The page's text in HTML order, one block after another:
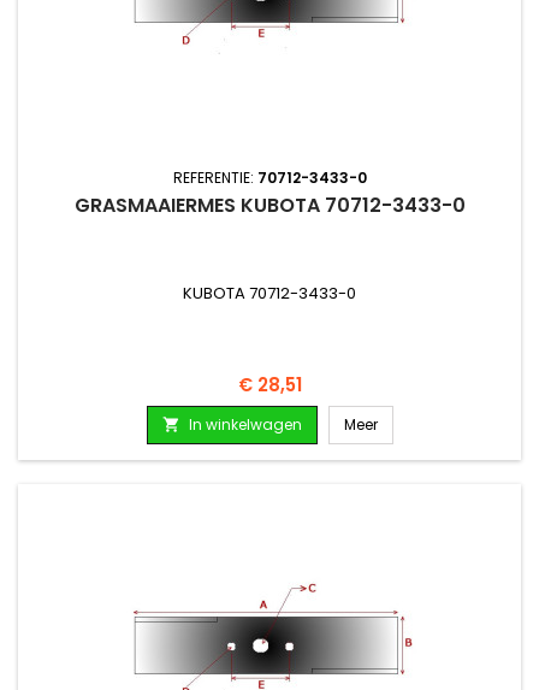
REFERENTIE: 70712-3433-0
GRASMAAIERMES KUBOTA 70712-3433-0
KUBOTA 70712-3433-0
Prijs
€ 28,51
 In winkelwagen Meer